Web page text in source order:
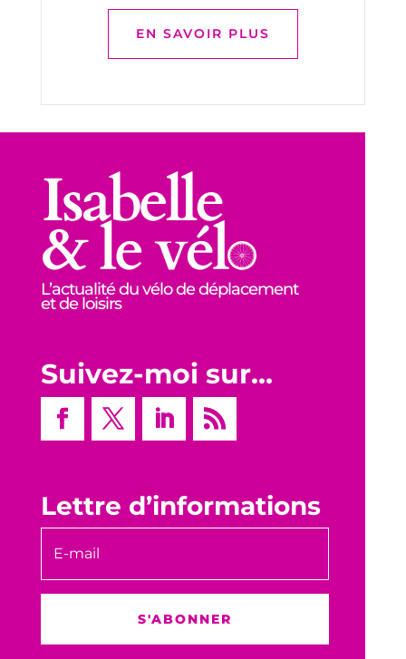
EN SAVOIR PLUS
L’actualité du vélo de déplacement
et de loisirs
Suivez-moi sur…
Lettre d’informations
S'ABONNER